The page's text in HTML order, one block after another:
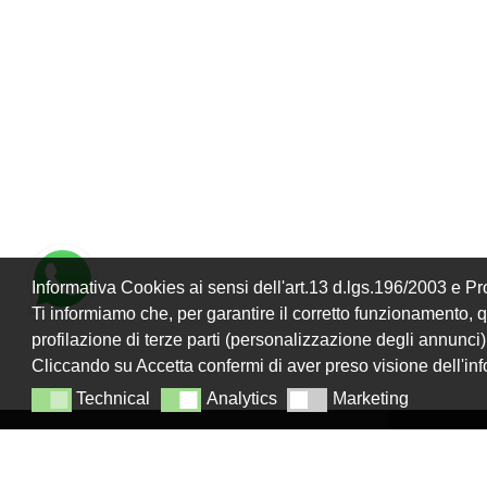
Informativa Cookies ai sensi dell'art.13 d.lgs.196/2003 e
Ti informiamo che, per garantire il corretto
profilazione di terze parti (personalizzazione degli annunci)
Cliccando su Accetta confermi di aver preso visione
TechnicalTechnical AnalyticsAnalytics MarketingMarketing